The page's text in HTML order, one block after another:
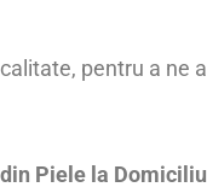
pentru a ne
Piele la